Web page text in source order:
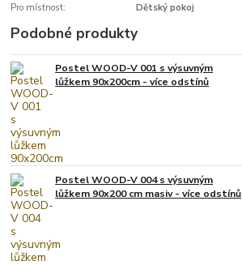
Pro místnost:
Dětský pokoj
Podobné produkty
Postel WOOD-V 001 s výsuvným
lůžkem 90x200cm - více odstínů
Postel WOOD-V 004 s výsuvným
lůžkem 90x200 cm masiv - více odstínů